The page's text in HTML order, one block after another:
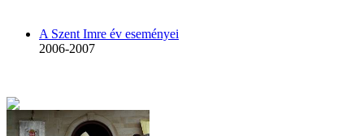
A Szent Imre év eseményei
2006-2007